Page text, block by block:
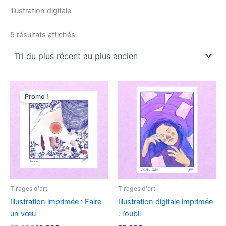
illustration digitale
5 résultats affichés
Promo !
Tirages d'art
Illustration imprimée : Faire
un vœu
prix
initial
était :
20,00€.
prix
actuel
est :
16,00€.
Tirages d'art
Illustration digitale imprimée
: l’oubli